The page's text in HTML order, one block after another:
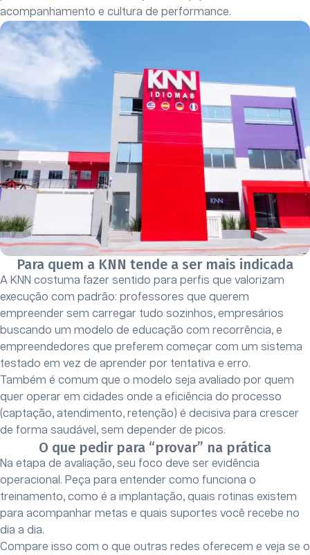
acompanhamento e cultura de performance.
Para quem a KNN tende a ser mais indicada
A KNN costuma fazer sentido para perfis que valorizam
execução com padrão: professores que querem
empreender sem carregar tudo sozinhos, empresários
buscando um modelo de educação com recorrência, e
empreendedores que preferem começar com um sistema
testado em vez de aprender por tentativa e erro.
Também é comum que o modelo seja avaliado por quem
quer operar em cidades onde a eficiência do processo
(captação, atendimento, retenção) é decisiva para crescer
de forma saudável, sem depender de picos.
O que pedir para “provar” na prática
Na etapa de avaliação, seu foco deve ser evidência
operacional. Peça para entender como funciona o
treinamento, como é a implantação, quais rotinas existem
para acompanhar metas e quais suportes você recebe no
dia a dia.
Compare isso com o que outras redes oferecem e veja se o